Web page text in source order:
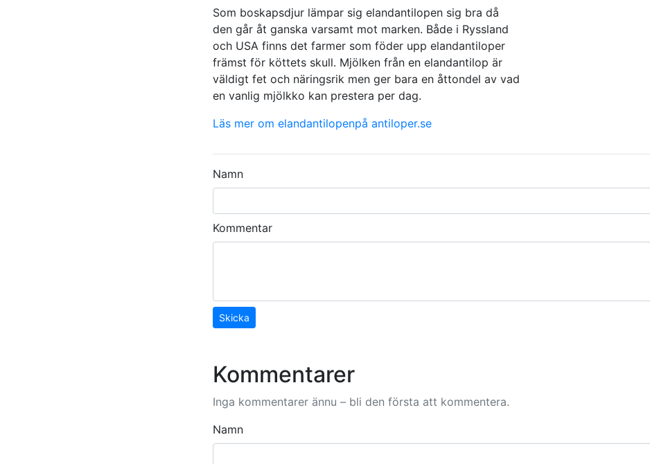
Som boskapsdjur lämpar sig elandantilopen sig bra då
den går åt ganska varsamt mot marken. Både i Ryssland
och USA finns det farmer som föder upp elandantiloper
främst för köttets skull. Mjölken från en elandantilop är
väldigt fet och näringsrik men ger bara en åttondel av vad
en vanlig mjölkko kan prestera per dag.
Läs mer om elandantilopenpå antiloper.se
Namn
Kommentar
Skicka
Kommentarer
Inga kommentarer ännu – bli den första att kommentera.
Namn